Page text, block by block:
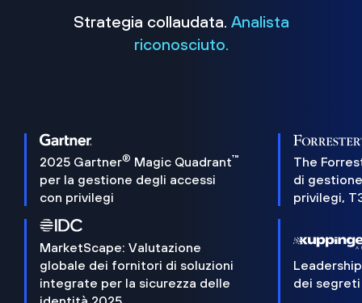
Strategia collaudata. Analista
riconosciuto.
2025 Gartner® Magic Quadrant™
per la gestione degli accessi
con privilegi
The
di
privilegi,
MarketScape: Valutazione
globale dei fornitori di soluzioni
integrate per la sicurezza delle
dei segreti